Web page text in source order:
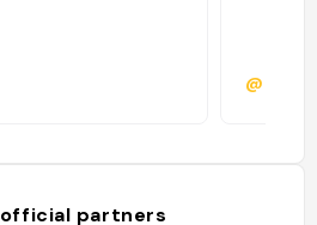
@
official partners